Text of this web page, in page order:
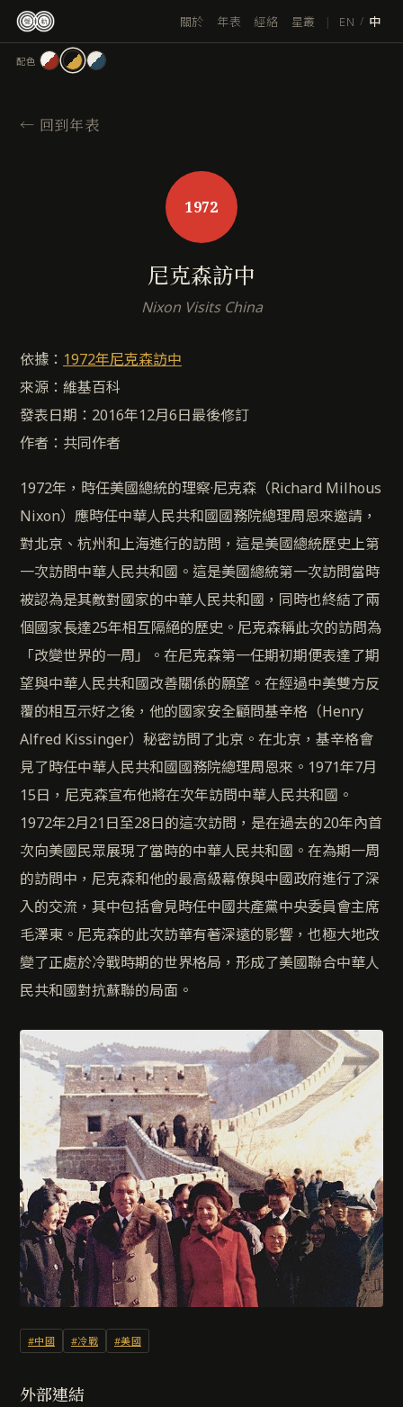
關於 年表 經絡 星叢 | EN / 中
配色
← 回到年表
1972
尼克森訪中
Nixon Visits China
依據： 1972年尼克森訪中
來源：維基百科
發表日期：2016年12月6日最後修訂
作者：共同作者
1972年，時任美國總統的理察·尼克森（Richard Milhous
Nixon）應時任中華人民共和國國務院總理周恩來邀請，
對北京、杭州和上海進行的訪問，這是美國總統歷史上第
一次訪問中華人民共和國。這是美國總統第一次訪問當時
被認為是其敵對國家的中華人民共和國，同時也終結了兩
個國家長達25年相互隔絕的歷史。尼克森稱此次的訪問為
「改變世界的一周」。在尼克森第一任期初期便表達了期
望與中華人民共和國改善關係的願望。在經過中美雙方反
覆的相互示好之後，他的國家安全顧問基辛格（Henry
Alfred Kissinger）秘密訪問了北京。在北京，基辛格會
見了時任中華人民共和國國務院總理周恩來。1971年7月
15日，尼克森宣布他將在次年訪問中華人民共和國。
1972年2月21日至28日的這次訪問，是在過去的20年內首
次向美國民眾展現了當時的中華人民共和國。在為期一周
的訪問中，尼克森和他的最高級幕僚與中國政府進行了深
入的交流，其中包括會見時任中國共產黨中央委員會主席
毛澤東。尼克森的此次訪華有著深遠的影響，也極大地改
變了正處於冷戰時期的世界格局，形成了美國聯合中華人
民共和國對抗蘇聯的局面。
#中國 #冷戰 #美國
外部連結